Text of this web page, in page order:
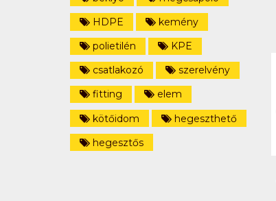
HDPE
kemény
polietilén
KPE
csatlakozó
szerelvény
fitting
elem
kötőidom
hegeszthető
hegesztős